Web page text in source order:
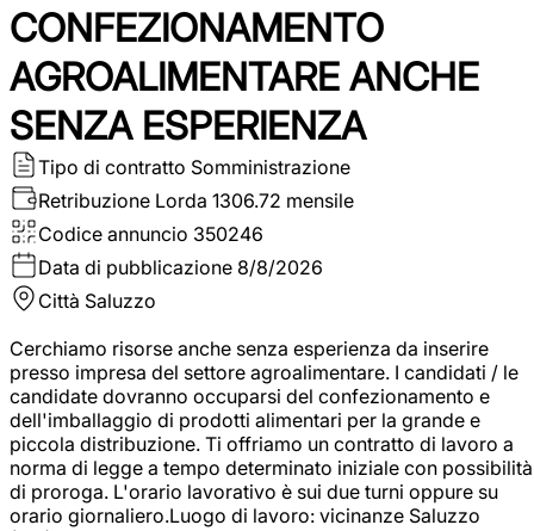
CONFEZIONAMENTO
AGROALIMENTARE ANCHE
SENZA ESPERIENZA
Tipo di contratto Somministrazione
Retribuzione Lorda 1306.72 mensile
Codice annuncio 350246
Data di pubblicazione 8/8/2026
Città Saluzzo
Cerchiamo risorse anche senza esperienza da inserire
presso impresa del settore agroalimentare. I candidati / le
candidate dovranno occuparsi del confezionamento e
dell'imballaggio di prodotti alimentari per la grande e
piccola distribuzione. Ti offriamo un contratto di lavoro a
norma di legge a tempo determinato iniziale con possibilità
di proroga. L'orario lavorativo è sui due turni oppure su
orario giornaliero.Luogo di lavoro: vicinanze Saluzzo